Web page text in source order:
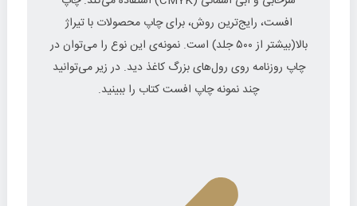
افست، رایج‌ترین روش، برای چاپ محصولات باتیراژ
بالا(بیشتر از ۵۰۰ جلد)
است. نمونه‌ی این نوع را می‌توان در
چاپ روزنامه روی رول‌های بزرگ کاغذ دید. در زیر می‌توانید
چند نمونه چاپ افست کتاب را ببینید.